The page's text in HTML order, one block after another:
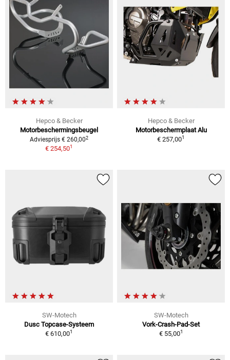
Hepco & Becker
Motorbeschermingsbeugel
Adviesprijs € 260,002
€ 254,501
Hepco & Becker
Motorbeschermplaat Alu
€ 257,001
SW-Motech
Dusc Topcase-Systeem
€ 610,001
SW-Motech
Vork-Crash-Pad-Set
€ 55,001